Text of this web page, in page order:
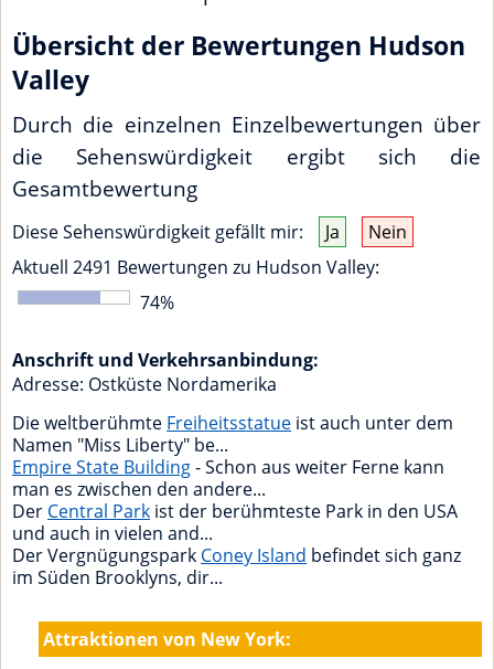
Übersicht der Bewertungen Hudson
Valley
Durch die einzelnen Einzelbewertungen über
die Sehenswürdigkeit ergibt sich die
Gesamtbewertung
Diese Sehenswürdigkeit gefällt mir: Ja
Nein
Aktuell 2491 Bewertungen zu Hudson Valley:
74%
Anschrift und Verkehrsanbindung:
Adresse: Ostküste Nordamerika
Die weltberühmte Freiheitsstatue ist auch unter dem
Namen "Miss Liberty" be...
Empire State Building- Schon aus weiter Ferne kann
man es zwischen den andere...
Der Central Park ist der berühmteste Park in den USA
und auch in vielen and...
Der Vergnügungspark Coney Island befindet sich ganz
im Süden Brooklyns, dir...
Attraktionen von New York: